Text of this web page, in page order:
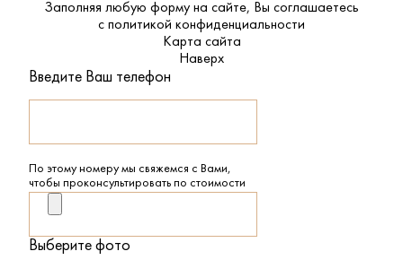
Заполняя любую форму на сайте, Вы соглашаетесь
с политикой конфиденциальности
Карта сайта
Наверх
Введите Ваш телефон
По этому номеру мы свяжемся с Вами,
чтобы проконсультировать по стоимости
Выберите фото